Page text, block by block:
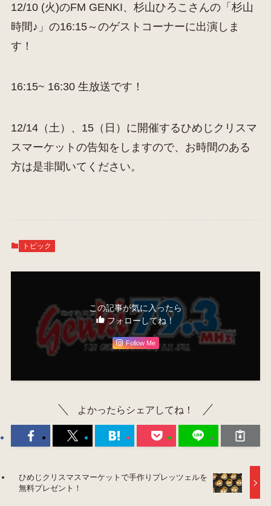
12/10 (火)のFM GENKI、杉山ひろこさんの「杉山
時間♪」の16:15～のゲストコーナーに出演しま
す！
16:15~ 16:30 生放送です！
12/14（土）、15（日）に開催するひめじクリスマ
スマーケットの告知をしますので、お時間のある
方は是非聞いてください。
トピック
この記事が気に入ったら
フォローしてね！
Follow Me
よかったらシェアしてね！
ひめじクリスマスマーケットで手作りプレッツェルを
無料プレゼント！